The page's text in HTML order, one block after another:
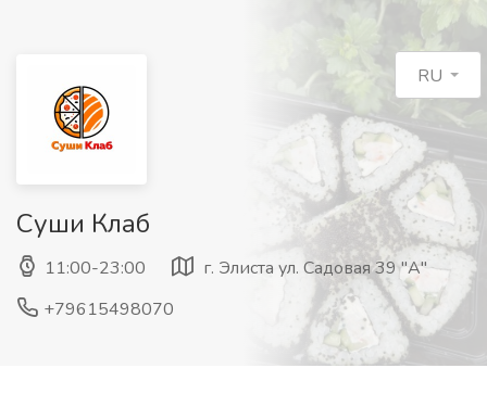
Суши Клаб
11:00-23:00
г. Элиста ул. Садовая 39 "А"
+79615498070
RU